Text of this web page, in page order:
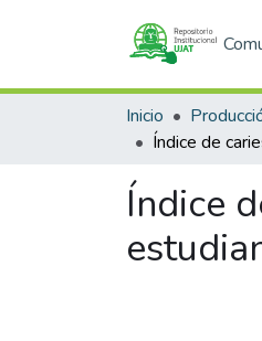
Inicio
Índice